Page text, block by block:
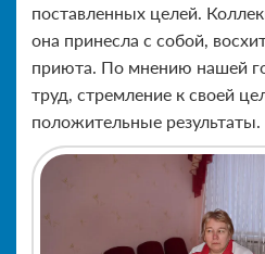
поставленных целей.
она принесла с собой,
приюта. По мнению нашей
труд, стремление к своей
положительные результаты.